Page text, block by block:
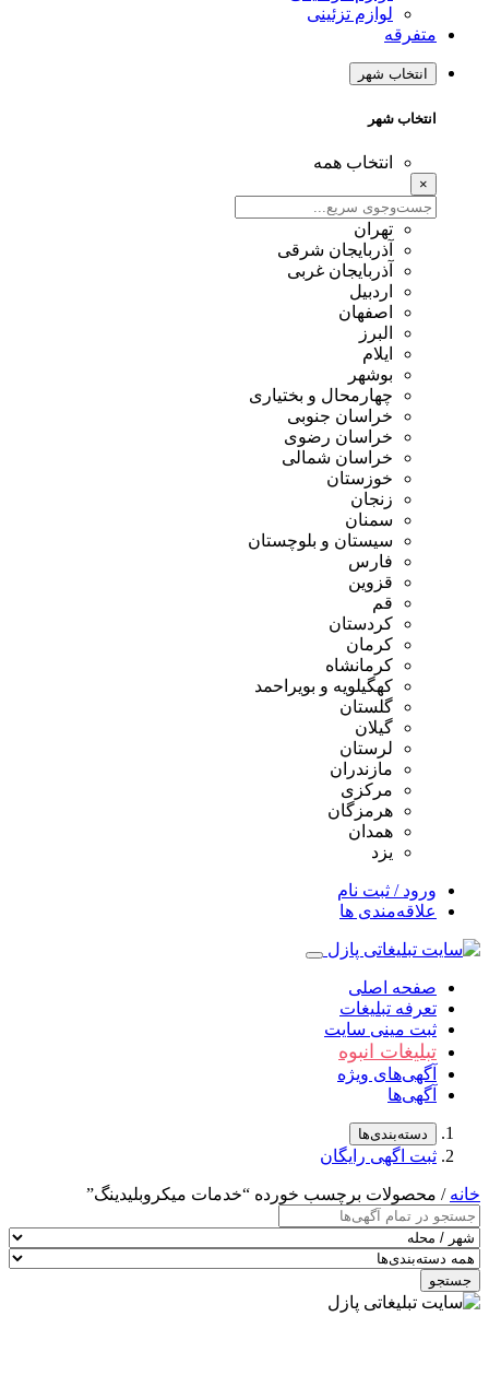
لوازم تزئینی
متفرقه
انتخاب شهر
انتخاب شهر
انتخاب همه
×
تهران
آذربایجان شرقی
آذربایجان غربی
اردبیل
اصفهان
البرز
ایلام
بوشهر
چهارمحال و بختیاری
خراسان جنوبی
خراسان رضوی
خراسان شمالی
خوزستان
زنجان
سمنان
سیستان و بلوچستان
فارس
قزوین
قم
کردستان
کرمان
کرمانشاه
کهگیلویه و بویراحمد
گلستان
گیلان
لرستان
مازندران
مرکزی
هرمزگان
همدان
یزد
ورود / ثبت نام
علاقه‌مندی ها
صفحه اصلی
تعرفه تبلیغات
ثبت مینی سایت
تبلیغات انبوه
آگهی‌های ویژه
آگهی‌ها
دسته‌بندی‌ها
ثبت اگهی رایگان
خانه / محصولات برچسب خورده “خدمات میکروبلیدینگ”
جستجو